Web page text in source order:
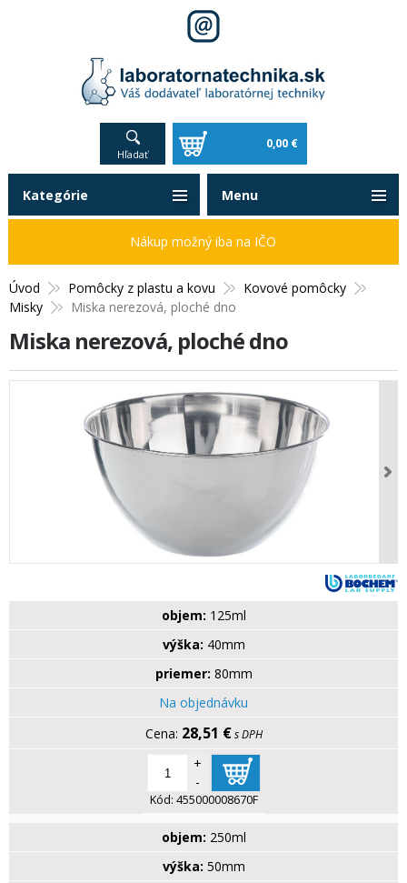
Hľadať
0,00 €
Úvod Pomôcky z plastu a kovu
Kovové pomôcky
Misky
Miska nerezová, ploché dno
Miska nerezová, ploché dno
objem: 125ml
výška: 40mm
priemer: 80mm
Na objednávku
28,51 € s DPH
+
-
Kód: 455000008670F
objem: 250ml
výška: 50mm
Kategórie
Nákup možný iba na IČO
Menu